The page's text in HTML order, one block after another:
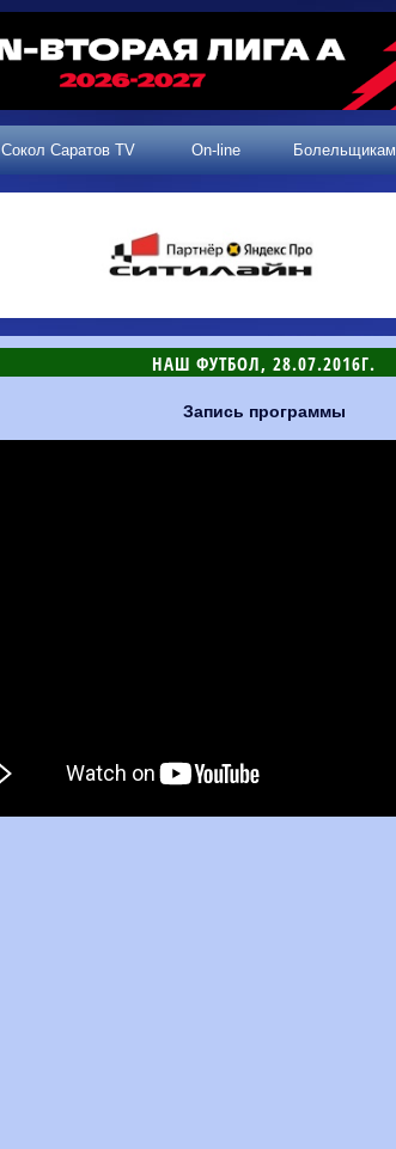
Сокол Саратов TV On-line Болельщикам
НАШ ФУТБОЛ, 28.07.2016Г.
Запись программы